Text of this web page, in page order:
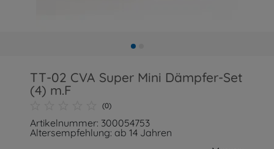
TT-02 CVA Super Mini Dämpfer-Set
(4) m.F
(0)
Artikelnummer: 300054753
Altersempfehlung: ab 14 Jahren